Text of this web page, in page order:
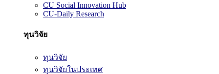
CU Social Innovation Hub
CU-Daily Research
ทุนวิจัย
ทุนวิจัย
ทุนวิจัยในประเทศ